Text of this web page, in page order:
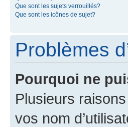
Que sont les sujets verrouillés?
Que sont les icônes de sujet?
Problèmes
Pourquoi ne
Plusieurs
vos nom